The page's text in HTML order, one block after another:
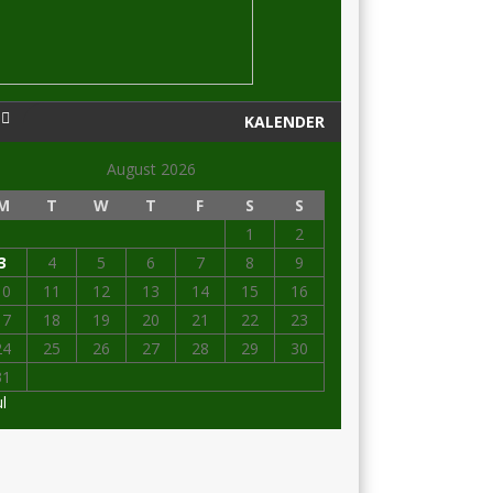
KALENDER
August 2026
T W T F S
S
1
2
4 5 6 7 8
9
11 12 13 14 15
16
18 19 20 21 22
23
25 26 27 28 29
30